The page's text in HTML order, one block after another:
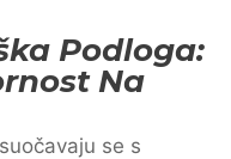
Podloga:
Na
se s